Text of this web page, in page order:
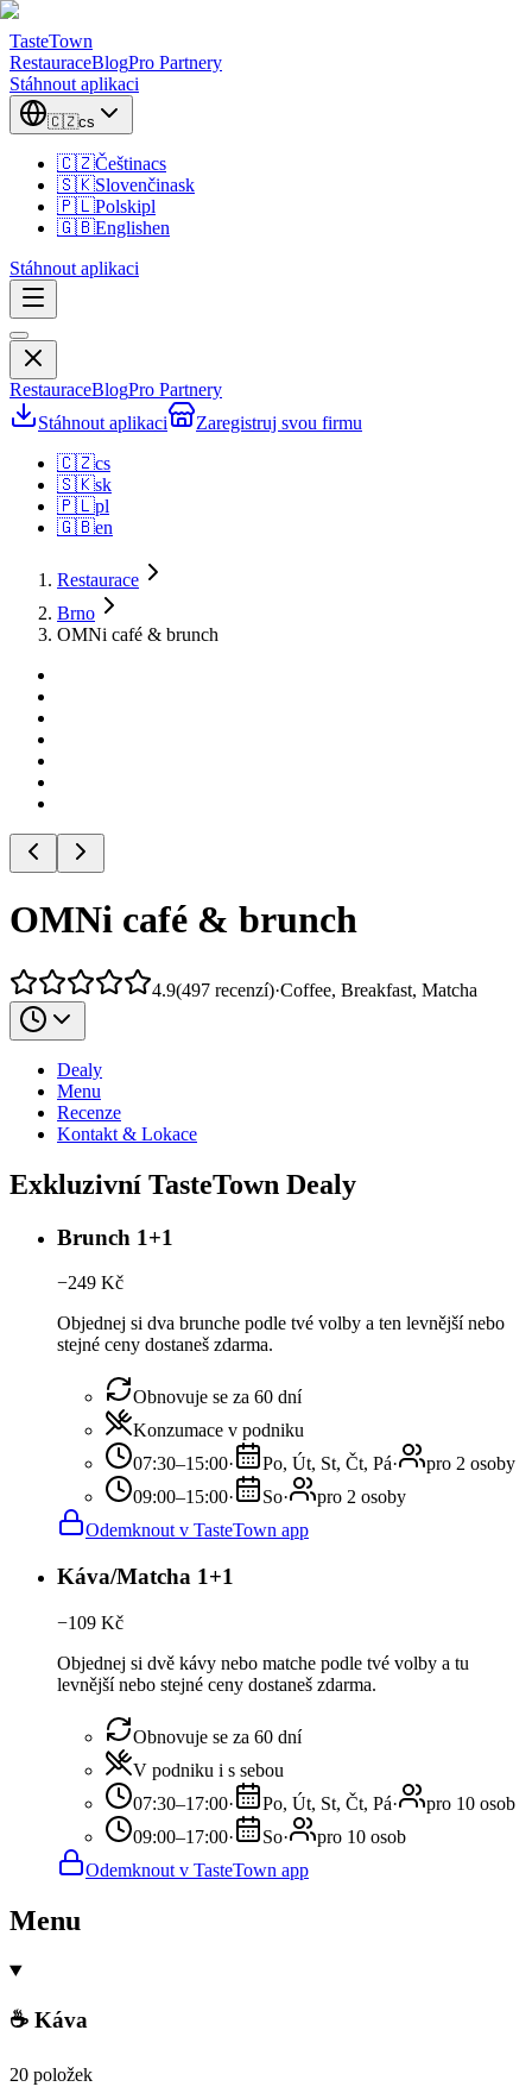
TasteTown
RestauraceBlogPro Partnery
Stáhnout aplikaci
🇨🇿cs
🇨🇿Češtinacs
🇸🇰Slovenčinask
🇵🇱Polskipl
🇬🇧Englishen
Stáhnout aplikaci
RestauraceBlogPro Partnery
Stáhnout aplikaci
Zaregistruj svou firmu
🇨🇿cs
🇸🇰sk
🇵🇱pl
🇬🇧en
Restaurace
Brno
OMNi café & brunch
OMNi café & brunch
4.9(497 recenzí)·Coffee, Breakfast, Matcha
Dealy
Menu
Recenze
Kontakt & Lokace
Exkluzivní TasteTown Dealy
Brunch 1+1
−249 Kč
Objednej si dva brunche podle tvé volby a ten levnější nebo
stejné ceny dostaneš zdarma.
Obnovuje se za 60 dní
Konzumace v podniku
07:30–15:00· Po, Út, St, Čt, Pá·
pro 2 osoby
09:00–15:00· So·
pro 2 osoby
Odemknout v TasteTown app
Káva/Matcha 1+1
−109 Kč
Objednej si dvě kávy nebo matche podle tvé volby a tu
levnější nebo stejné ceny dostaneš zdarma.
Obnovuje se za 60 dní
V podniku i s sebou
07:30–17:00· Po, Út, St, Čt, Pá·
pro 10 osob
09:00–17:00· So·
pro 10 osob
Odemknout v TasteTown app
Menu
☕ Káva
20 položek